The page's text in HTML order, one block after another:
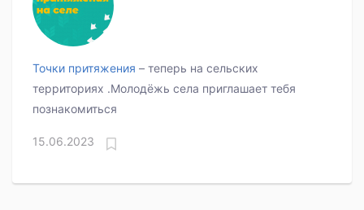
Точки притяжения – теперь на сельских
территориях .Молодёжь села приглашает тебя
познакомиться
15.06.2023